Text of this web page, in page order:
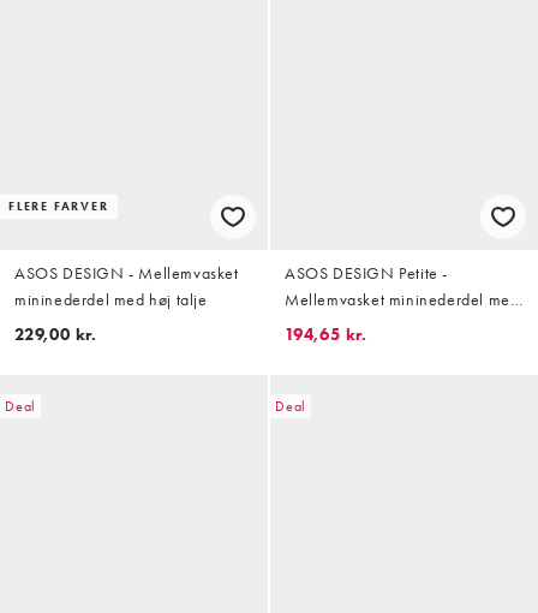
FLERE FARVER
ASOS DESIGN - Mellemvasket
mininederdel med høj talje
229,00 kr.
ASOS DESIGN Petite -
Mellemvasket mininederdel med
høj talje
194,65 kr.
Deal Deal